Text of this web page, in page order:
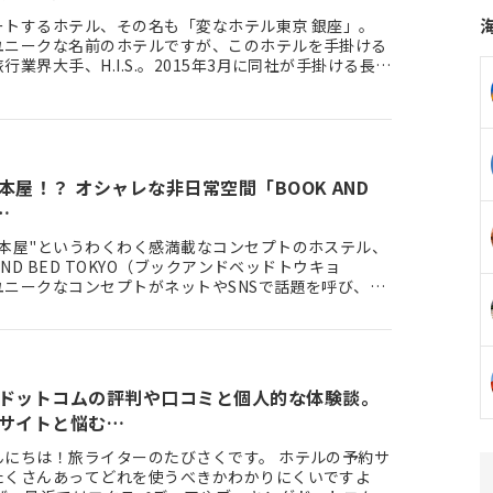
するホテル、その名も「変なホテル東京 銀座」。
ークな名前のホテルですが、このホテルを手掛ける
業界大手、H.I.S.。2015年3月に同社が手掛ける長崎
屋！？ オシャレな非日常空間「BOOK AND
屋"というわくわく感満載なコンセプトのホステル、
BED TOKYO（ブックアンドベッドトウキョ
ークなコンセプトがネットやSNSで話題を呼び、国
ットコムの評判や口コミと個人的な体験談。
イトと悩む…
ちは！旅ライターのたびさくです。 ホテルの予約サ
さんあってどれを使うべきかわかりにくいですよ